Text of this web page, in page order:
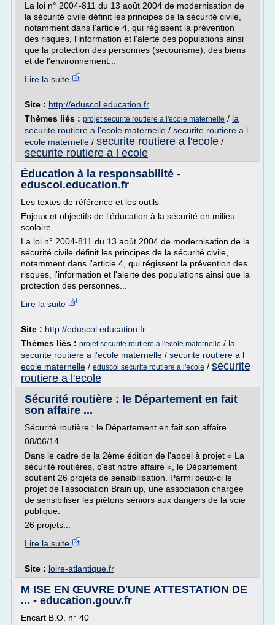
La loi n° 2004-811 du 13 août 2004 de modernisation de
la sécurité civile définit les principes de la sécurité civile,
notamment dans l'article 4, qui régissent la prévention
des risques, l'information et l'alerte des populations ainsi
que la protection des personnes (secourisme), des biens
et de l'environnement...
Lire la suite
Site : http://eduscol.education.fr
Thèmes liés : projet securite routiere a l'ecole maternelle / la
securite routiere a l'ecole maternelle / securite routiere a l
ecole maternelle / securite routiere a l'ecole /
securite routiere a l ecole
Éducation à la responsabilité -
eduscol.education.fr
Les textes de référence et les outils
Enjeux et objectifs de l'éducation à la sécurité en milieu
scolaire
La loi n° 2004-811 du 13 août 2004 de modernisation de la
sécurité civile définit les principes de la sécurité civile,
notamment dans l'article 4, qui régissent la prévention des
risques, l'information et l'alerte des populations ainsi que la
protection des personnes...
Lire la suite
Site : http://eduscol.education.fr
Thèmes liés : projet securite routiere a l'ecole maternelle / la
securite routiere a l'ecole maternelle / securite routiere a l
ecole maternelle / eduscol securite routiere a l'ecole / securite
routiere a l'ecole
Sécurité routière : le Département en fait
son affaire ...
Sécurité routière : le Département en fait son affaire
08/06/14
Dans le cadre de la 2ème édition de l'appel à projet « La
sécurité routières, c'est notre affaire », le Département
soutient 26 projets de sensibilisation. Parmi ceux-ci le
projet de l'association Brain up, une association chargée
de sensibiliser les piétons séniors aux dangers de la voie
publique.
26 projets...
Lire la suite
Site : loire-atlantique.fr
M ISE EN ŒUVRE D'UNE ATTESTATION DE
... - education.gouv.fr
Encart B.O. n° 40